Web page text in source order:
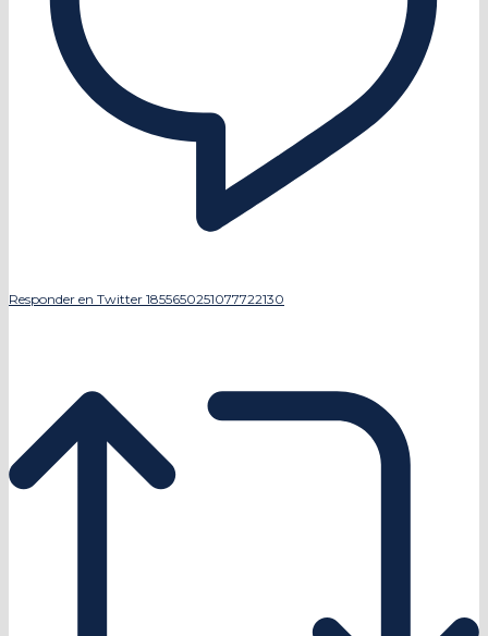
Responder en Twitter 1855650251077722130